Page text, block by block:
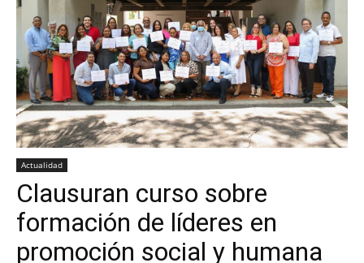
Actualidad
Clausuran curso sobre
formación de líderes en
promoción social y humana